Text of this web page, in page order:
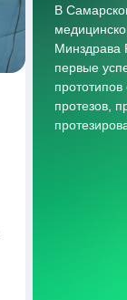
В
первые
протезов,